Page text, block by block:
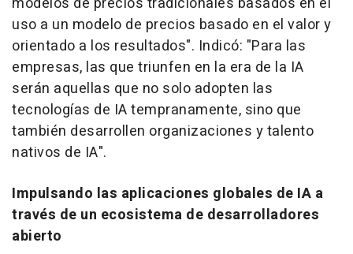
uso a un modelo de precios basado en el valor y
orientado a los resultados". Indicó: "Para las
empresas, las que triunfen en la era de la IA
serán aquellas que no solo adopten las
tecnologías de IA tempranamente, sino que
también desarrollen organizaciones y talento
nativos de IA".
Impulsando las aplicaciones globales de IA a
través de un ecosistema de desarrolladores
abierto